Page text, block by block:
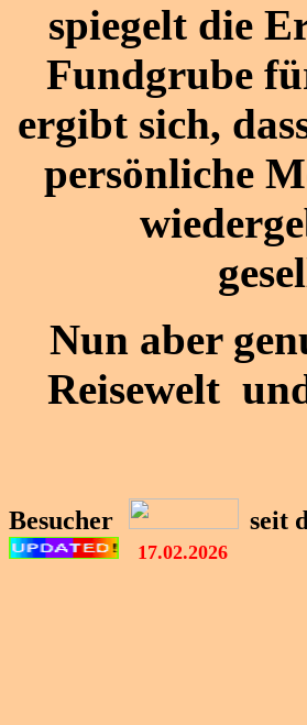
spiegelt die
Fundgrube
ergibt sich,
persönliche
Nun aber
Reisewelt
Besucher seit
17.02.2026